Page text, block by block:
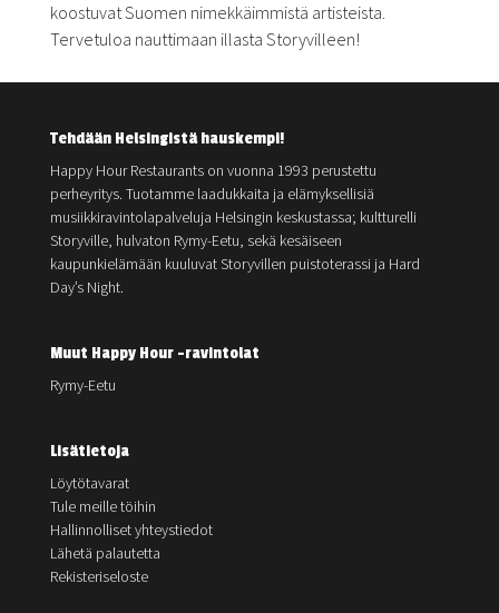
koostuvat Suomen nimekkäimmistä artisteista.
Tervetuloa nauttimaan illasta Storyvilleen!
Tehdään Helsingistä hauskempi!
Happy Hour Restaurants on vuonna 1993 perustettu
perheyritys. Tuotamme laadukkaita ja elämyksellisiä
musiikkiravintolapalveluja Helsingin keskustassa; kultturelli
Storyville, hulvaton Rymy-Eetu, sekä kesäiseen
kaupunkielämään kuuluvat Storyvillen puistoterassi ja Hard
Day’s Night.
Muut Happy Hour -ravintolat
Rymy-Eetu
Lisätietoja
Löytötavarat
Tule meille töihin
Hallinnolliset yhteystiedot
Lähetä palautetta
Rekisteriseloste